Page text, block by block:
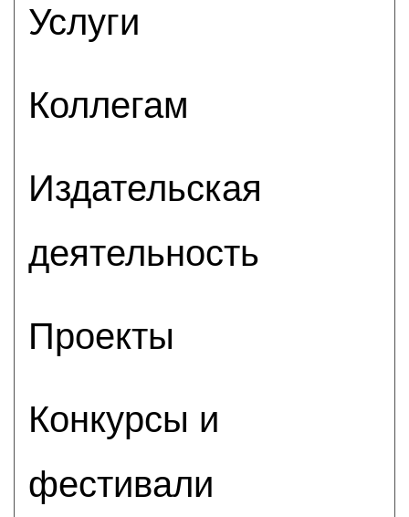
Услуги
Коллегам
Издательская
деятельность
Проекты
Конкурсы и
фестивали